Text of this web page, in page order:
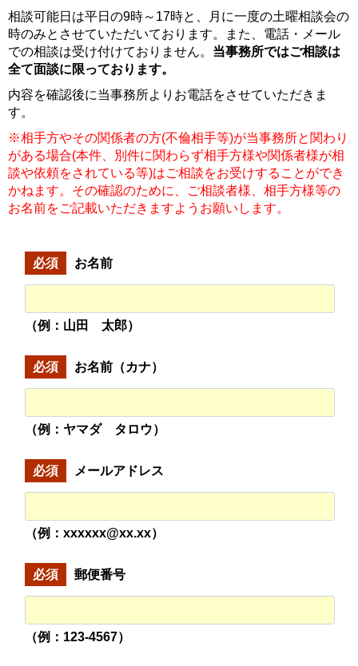
相談可能日は平日の9時～17時と、月に一度の土曜相談会の
時のみとさせていただいております。また、電話・メール
での相談は受け付けておりません。 当事務所ではご相談は
全て面談に限っております。
内容を確認後に当事務所よりお電話をさせていただきま
す。
※相手方やその関係者の方(不倫相手等)が当事務所と関わり
がある場合(本件、別件に関わらず相手方様や関係者様が相
談や依頼をされている等)はご相談をお受けすることができ
かねます。その確認のために、ご相談者様、相手方様等の
お名前をご記載いただきますようお願いします。
必須 お名前
（例：山田 太郎）
必須 お名前（カナ）
（例：ヤマダ タロウ）
必須 メールアドレス
（例：xxxxxx@xx.xx）
必須 郵便番号
（例：123-4567）